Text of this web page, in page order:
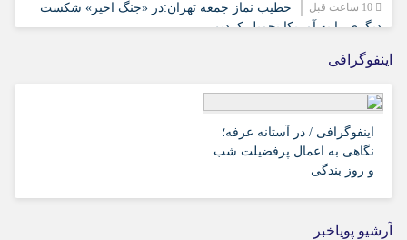
خطیب نماز جمعه تهران:در «جنگ اخیر» شکست
دیگری را به آمریکا تحمیل کردیم
18 ساعت قبل
دشمن را بی‌اثر کرده است
18 ساعت قبل
در هلیلان افتتاح می‌شود
اینفوگرافی
اینفوگرافی / در آستانه عرفه؛
نگاهی به اعمال پرفضیلت شب
و روز بندگی
آرشیو پویاخبر